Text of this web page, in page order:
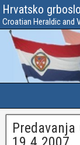
Hrvatsko
Croatian Heraldic and